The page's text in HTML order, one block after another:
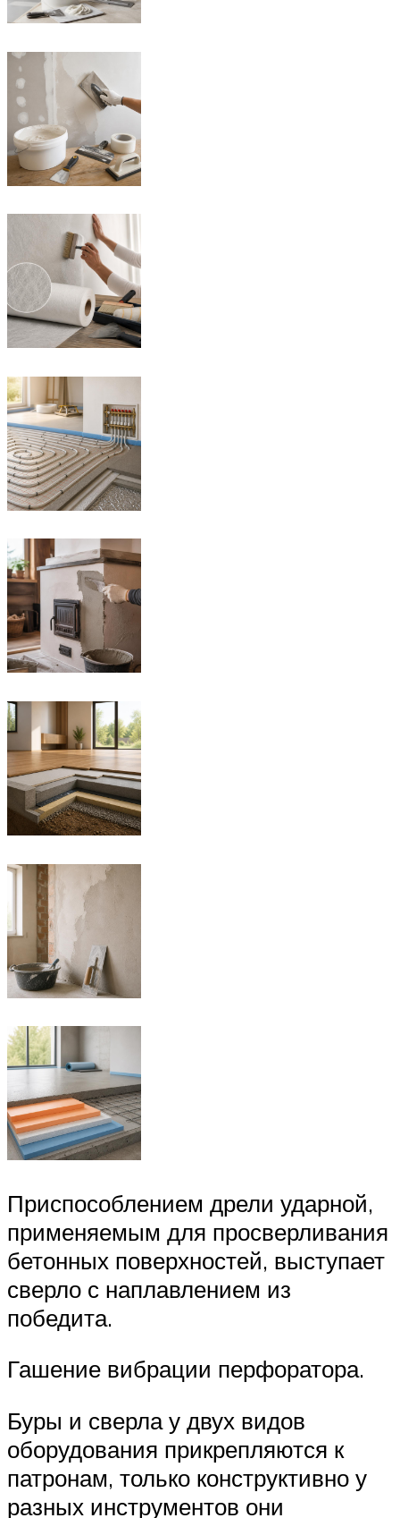
Приспособлением дрели ударной,
применяемым для просверливания
бетонных поверхностей, выступает
сверло с наплавлением из
победита.
Гашение вибрации перфоратора.
Буры и сверла у двух видов
оборудования прикрепляются к
патронам, только конструктивно у
разных инструментов они